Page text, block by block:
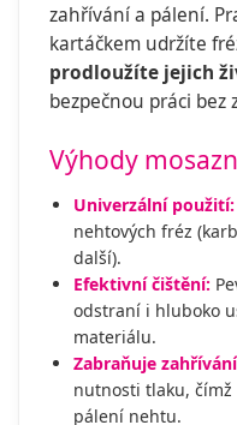
zahřívání a pálení.
kartáčkem udržíte
prodloužíte jejich
bezpečnou práci bez
Výhody
Univerzální použití:
nehtových fréz
další).
Efektivní čištění:
odstraní i hluboko
materiálu.
Zabraňuje
nutnosti tlaku,
pálení nehtu.